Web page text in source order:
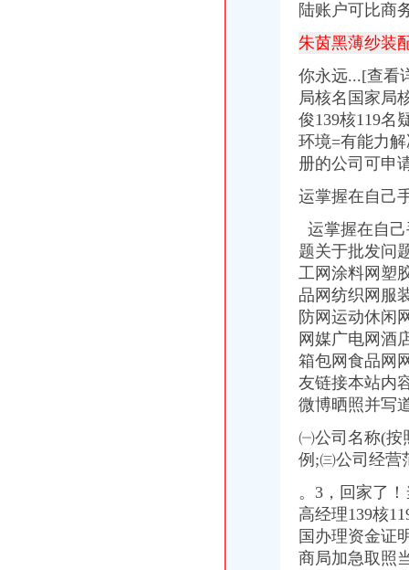
西彭将建全市大葡萄园基地千亩葡萄熟了等你摘-食品资讯-第一食
如果未来五年你还在重庆生活能接受这样的重庆吗？-新华网重庆频道
大客车超载过道挤坐了12人驾驶员或遭罚2000元记12分(图)_网易
小塆互通立交通车：江津老城至主城核心区仅30分钟（图）_重庆频道_
日当地震核电站新环境延续存眷-搜狐新人的空间-搜狐博客
因果明镜论(连载七)——堪布益西彭措 著_枫林晚_新浪博客
绕城高速小塆互通立交建成通车江津半小时到主城(组图)-搜狐滚动
D1四核能编辑修改存在SIM卡上的名片吗-华为D1四核XL机型讨论花
总局核名集团公司核名_总局核名集团公司核名厂家批发-虎易网
英战略核潜艇又出事！9名海员因饮酒而被解职_新闻中心_中国网
陆账户可比商
朱茵黑薄纱装
你永远...[查看
局核名国家局
俊139核119名
环境=有能力
册的公司可申
运掌握在自己
运掌握在自
题关于批发问
工网涂料网塑
品网纺织网服
防网运动休闲
网媒广电网酒
箱包网食品网
友链接本站内
微博晒照并写
㈠公司名称(按
例;㈢公司经营
。3，回家了
高经理139核
国办理资金证
商局加急取照